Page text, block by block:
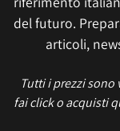
del futuro.
articoli,
Tutti i prezzi
fai click o acquisti